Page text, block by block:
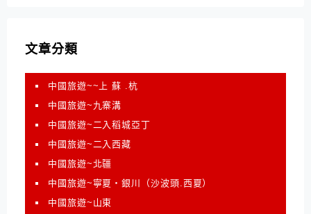
文章分類
中國旅遊~~上 蘇 .杭
中國旅遊~九寨溝
中國旅遊~二入稻城亞丁
中國旅遊~二入西藏
中國旅遊~北疆
中國旅遊~寧夏‧銀川（沙波頭.西夏）
中國旅遊~山東